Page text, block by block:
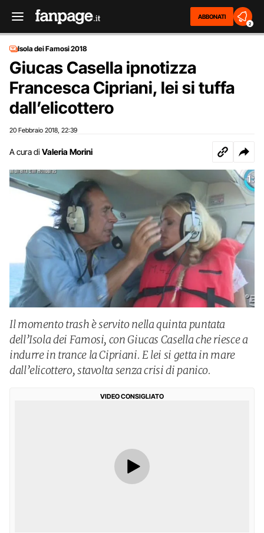
ABBONATI
2
Isola dei Famosi 2018
Giucas Casella ipnotizza
Francesca Cipriani, lei si tuffa
dall’elicottero
20 Febbraio 2018 22:39
A cura di Valeria Morini
Il momento trash è servito nella quinta puntata
dell’Isola dei Famosi, con Giucas Casella che riesce a
indurre in trance la Cipriani. E lei si getta in mare
dall’elicottero, stavolta senza crisi di panico.
VIDEO CONSIGLIATO